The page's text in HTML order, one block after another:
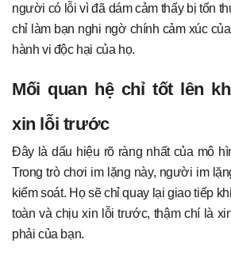
người có lỗi vì đã dám cảm thấy bị tổn
chỉ làm bạn nghi ngờ chính cảm xúc
hành vi độc hại của họ.
Mối quan hệ chỉ tốt lên
xin lỗi trước
Đây là dấu hiệu rõ ràng nhất của mô
Trong trò chơi im lặng này, người im
kiểm soát. Họ sẽ chỉ quay lại giao tiếp
toàn và chịu xin lỗi trước, thậm chí là
phải của bạn.